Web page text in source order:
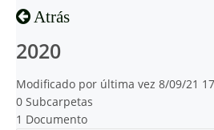
Atrás
2020
Modificado por última vez 8/09/21
0 Subcarpetas
1 Documento